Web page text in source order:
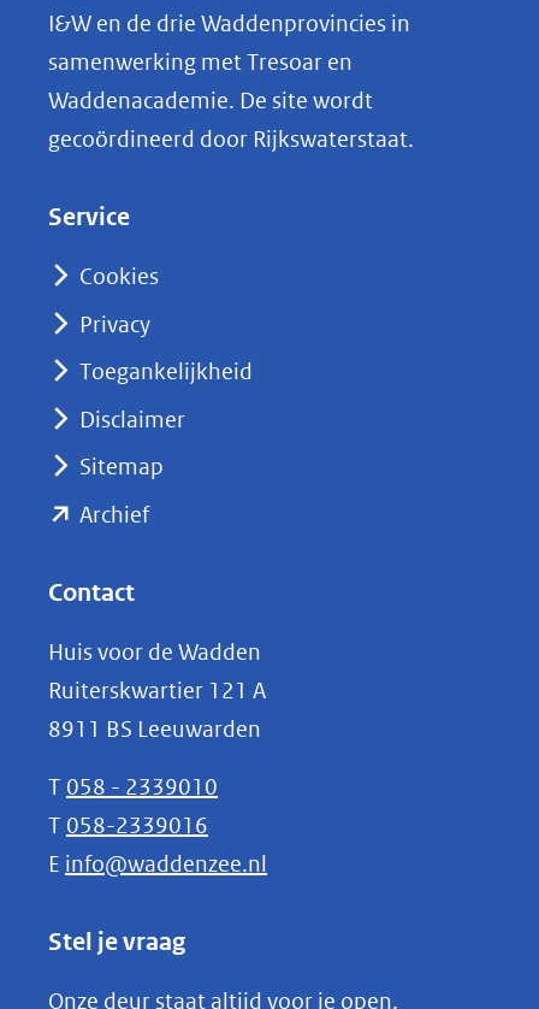
k
e
nieuw
naar
I&W en de drie Waddenprovincies in
samenwerking met Tresoar en
Waddenacademie. De site wordt
gecoördineerd door Rijkswaterstaat.
Service
Cookies
Privacy
Toegankelijkheid
Disclaimer
Sitemap
Archief(opent
(verwijst
naar
een
andere
website)
Contact
Huis voor de Wadden
Ruiterskwartier 121 A
8911 BS Leeuwarden
T 058 - 2339010
T 058-2339016
E info@waddenzee.nl
Stel je vraag
Onze deur staat altijd voor je open.